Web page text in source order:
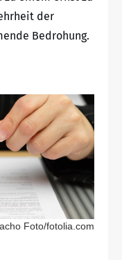
der
Bedrohung.
Foto/fotolia.com